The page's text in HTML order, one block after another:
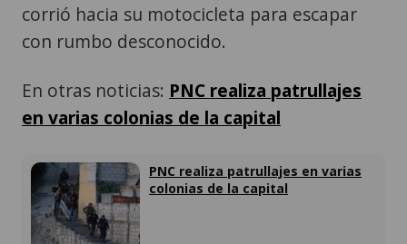
corrió hacia su motocicleta para escapar
con rumbo desconocido.
En otras noticias: PNC realiza patrullajes
en varias colonias de la capital
PNC realiza patrullajes en varias
colonias de la capital